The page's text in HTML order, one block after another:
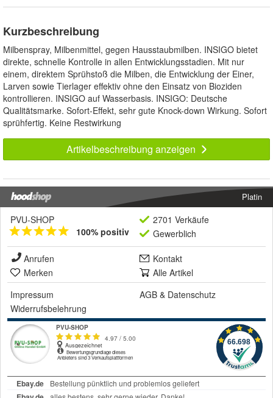
Kurzbeschreibung
Milbenspray, Milbenmittel, gegen Hausstaubmilben. INSIGO bietet
direkte, schnelle Kontrolle in allen Entwicklungsstadien. Mit nur
einem, direktem Sprühstoß die Milben, die Entwicklung der Einer,
Larven sowie Tierlager effektiv ohne den Einsatz von Bioziden
kontrollieren. INSIGO auf Wasserbasis. INSIGO: Deutsche
Qualitätsmarke. Sofort-Effekt, sehr gute Knock-down Wirkung. Sofort
sprühfertig. Keine Restwirkung
Artikelbeschreibung anzeigen
Platin
PVU-SHOP
100% positiv
2701 Verkäufe
Gewerblich
Anrufen
Kontakt
Merken
Alle Artikel
Impressum
AGB & Datenschutz
Widerrufsbelehrung